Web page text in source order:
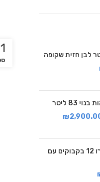
83 ליטר
₪
מקרר יין רטרו 12 בקבוקים עם